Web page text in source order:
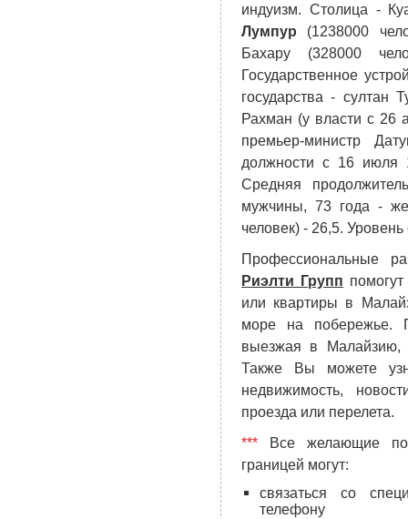
индуизм. Столица -
Лумпур (1238000
Бахару (328000
Государственное
государства -
Рахман (у власти с 26
премьер-министр
должности с 16 июля
Средняя
мужчины, 73 года -
человек) - 26,5.
Профессиональные
Риэлти Групп
или квартиры в
море на побережье.
выезжая в Малайзию,
Также Вы можете
недвижимость,
проезда или перелета.
*** Все желающие
границей могут:
связаться со
телефону